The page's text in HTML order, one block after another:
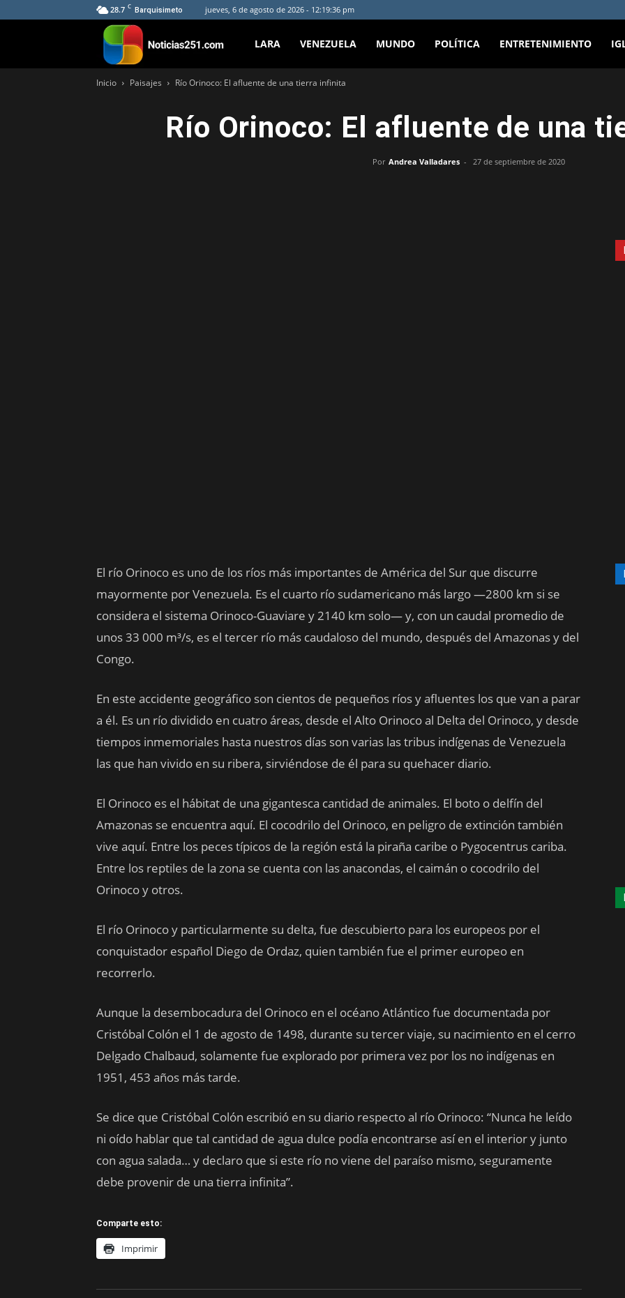
28.7 C Barquisimeto jueves, 6 de agosto de 2026 - 12:19:36 pm
Noticias251
LARA VENEZUELA MUNDO POLÍTICA ENTRETENIMIENTO
Inicio Paisajes Río Orinoco: El afluente de una tierra infinita
Río Orinoco: El afluente de una
Por Andrea Valladares - 27 de septiembre de 2020
El río Orinoco es uno de los ríos más importantes de América del Sur que discurre
mayormente por Venezuela. Es el cuarto río sudamericano más largo —2800 km si se
considera el sistema Orinoco-Guaviare y 2140 km solo— y, con un caudal promedio de
unos 33 000 m³/s, es el tercer río más caudaloso del mundo, después del Amazonas y del
Congo.
En este accidente geográfico son cientos de pequeños ríos y afluentes los que van a parar
a él. Es un río dividido en cuatro áreas, desde el Alto Orinoco al Delta del Orinoco, y desde
tiempos inmemoriales hasta nuestros días son varias las tribus indígenas de Venezuela
las que han vivido en su ribera, sirviéndose de él para su quehacer diario.
El Orinoco es el hábitat de una gigantesca cantidad de animales. El boto o delfín del
Amazonas se encuentra aquí. El cocodrilo del Orinoco, en peligro de extinción también
vive aquí. Entre los peces típicos de la región está la piraña caribe o Pygocentrus cariba.
Entre los reptiles de la zona se cuenta con las anacondas, el caimán o cocodrilo del
Orinoco y otros.
El río Orinoco y particularmente su delta, fue descubierto para los europeos por el
conquistador español Diego de Ordaz, quien también fue el primer europeo en
recorrerlo.
Aunque la desembocadura del Orinoco en el océano Atlántico fue documentada por
Cristóbal Colón el 1 de agosto de 1498, durante su tercer viaje, su nacimiento en el cerro
Delgado Chalbaud, solamente fue explorado por primera vez por los no indígenas en
1951, 453 años más tarde.
Se dice que Cristóbal Colón escribió en su diario respecto al río Orinoco: “Nunca he leído
ni oído hablar que tal cantidad de agua dulce podía encontrarse así en el interior y junto
con agua salada… y declaro que si este río no viene del paraíso mismo, seguramente
debe provenir de una tierra infinita”.
Comparte esto:
Imprimir